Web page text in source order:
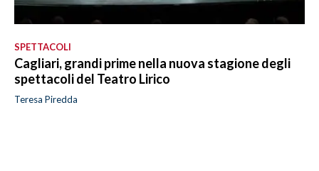
SPETTACOLI
Cagliari, grandi prime nella nuova stagione degli
spettacoli del Teatro Lirico
Teresa Piredda